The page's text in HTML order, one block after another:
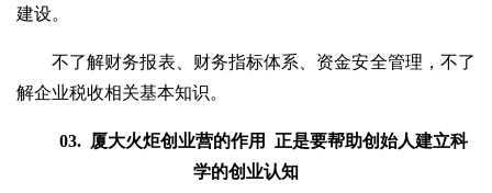
建设。
不了解财务报表、财务指标体系、资金安全管理，不了
解企业税收相关基本知识。
03. 厦大火炬创业营的作用 正是要帮助创始人建立科
学的创业认知